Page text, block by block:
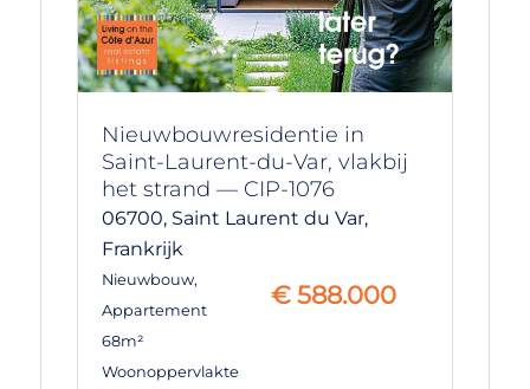
Nieuwbouwresidentie in
Saint-Laurent-du-Var, vlakbij
het strand — CIP-1076
06700, Saint Laurent du Var,
Frankrijk
Nieuwbouw,
Appartement
68m²
Woonoppervlakte
€ 588.000